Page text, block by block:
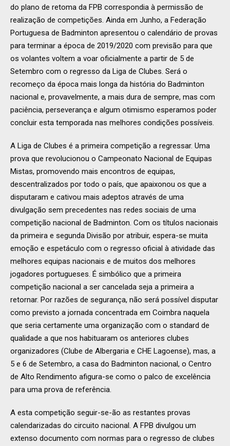
do plano de retoma da FPB correspondia à permissão de
realização de competições. Ainda em Junho, a Federação
Portuguesa de Badminton apresentou o calendário de provas
para terminar a época de 2019/2020 com previsão para que
os volantes voltem a voar oficialmente a partir de 5 de
Setembro com o regresso da Liga de Clubes. Será o
recomeço da época mais longa da história do Badminton
nacional e, provavelmente, a mais dura de sempre, mas com
paciência, perseverança e algum otimismo esperamos poder
concluir esta temporada nas melhores condições possíveis.
A Liga de Clubes é a primeira competição a regressar. Uma
prova que revolucionou o Campeonato Nacional de Equipas
Mistas, promovendo mais encontros de equipas,
descentralizados por todo o país, que apaixonou os que a
disputaram e cativou mais adeptos através de uma
divulgação sem precedentes nas redes sociais de uma
competição nacional de Badminton. Com os títulos nacionais
da primeira e segunda Divisão por atribuir, espera-se muita
emoção e espetáculo com o regresso oficial à atividade das
melhores equipas nacionais e de muitos dos melhores
jogadores portugueses. É simbólico que a primeira
competição nacional a ser cancelada seja a primeira a
retornar. Por razões de segurança, não será possível disputar
como previsto a jornada concentrada em Coimbra naquela
que seria certamente uma organização com o standard de
qualidade a que nos habituaram os anteriores clubes
organizadores (Clube de Albergaria e CHE Lagoense), mas, a
5 e 6 de Setembro, a casa do Badminton nacional, o Centro
de Alto Rendimento afigura-se como o palco de excelência
para uma prova de referência.
A esta competição seguir-se-ão as restantes provas
calendarizadas do circuito nacional. A FPB divulgou um
extenso documento com normas para o regresso de clubes